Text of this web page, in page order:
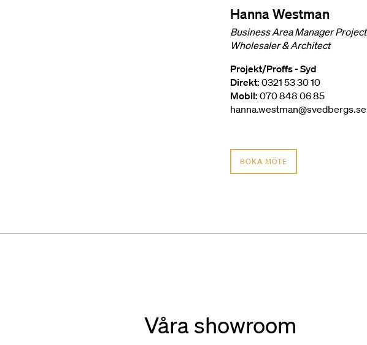
Hanna Westman
Business Area Manager Project
Wholesaler & Architect
Projekt/Proffs - Syd
Direkt: 0321 53 30 10
Mobil: 070 848 06 85
hanna.westman@svedbergs.se
BOKA MÖTE
Våra showroom